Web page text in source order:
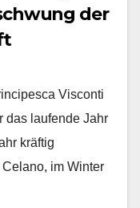
der
Visconti
das laufende Jahr
kräftig
im Winter